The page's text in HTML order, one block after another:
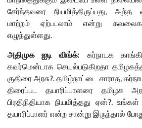
சேர்ந்தவரை நியமித்திருப்பது,
மாற்றம் ஏற்படலாம் என்று
எழுந்துள்ளது.
அதிமுக ஐடி விங்க்: கர்நாடக
கவர்மென்டாக செயல்படுகிறதா
குதிரை அரசு?. தமிழ்நாட்டை சாராத,
திரைப்பட தயாரிப்பாளரை தமிழக
பிரதிநிதியாக நியமித்தது ஏன்?.
தயாரிப்பாளர் என்ற சான்று இருந்தால்